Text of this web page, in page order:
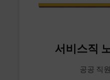
서비스직
공공 직